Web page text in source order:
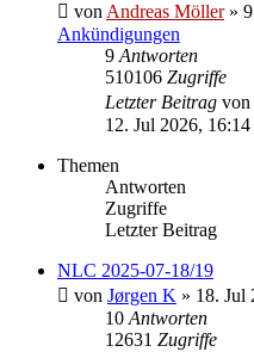
von Andreas Möller»
Ankündigungen
9 Antworten
510106 Zugriffe
Letzter Beitrag von
12. Jul 2026, 16:14
Themen
Antworten
Zugriffe
Letzter Beitrag
NLC 2025-07-18/19
von Jørgen K » 18. Jul
10 Antworten
12631 Zugriffe